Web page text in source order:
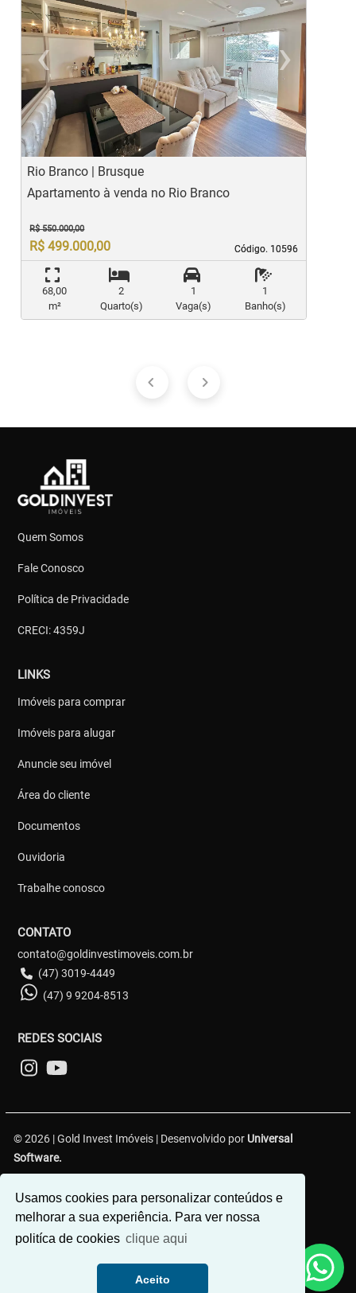
Usamos cookies para personalizar conteúdos e
melhorar a sua experiência. Para ver nossa
politíca de cookies clique aqui
Aceito
‹
Previous
›
Rio Branco | Brusque
Código. 10596
Código. 10596
Apartamento à venda no Rio Branco
R$ 550.000,00
R$ 499.000,00
68,00
m²
2
Quarto(s)
1
Vaga(s)
1
Banho(s)
Quem Somos
Fale Conosco
Política de Privacidade
CRECI: 4359J
LINKS
Imóveis para comprar
Imóveis para alugar
Anuncie seu imóvel
Área do cliente
Documentos
Ouvidoria
Trabalhe conosco
CONTATO
contato@goldinvestimoveis.com.br
(47) 3019-4449
(47) 9 9204-8513
REDES SOCIAIS
© 2026 | Gold Invest Imóveis | Desenvolvido por Universal
Software.
R. Hercílio Luz, 349 - Centro 1, Brusque - SC, 88350-301